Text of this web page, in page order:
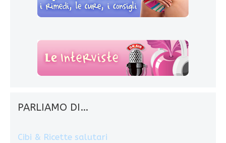
PARLIAMO DI…
Cibi & Ricette salutari